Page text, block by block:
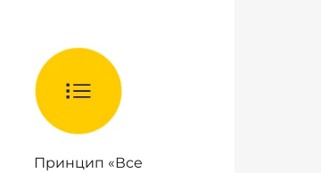
Принцип «Все